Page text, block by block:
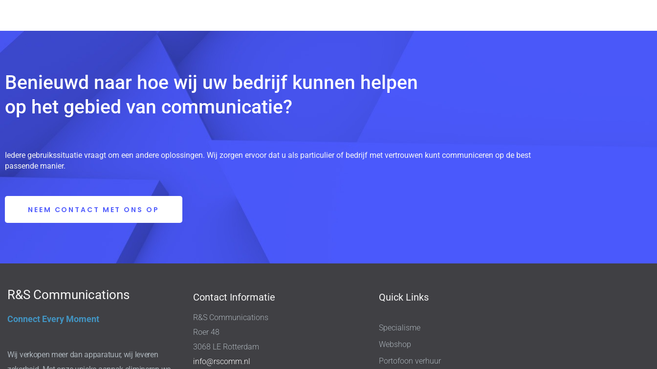
Benieuwd naar hoe wij uw bedrijf kunnen helpen
op het gebied van communicatie?
Iedere gebruikssituatie vraagt om een andere oplossingen. Wij zorgen ervoor dat u als particulier of bedrijf met vertrouwen kunt communiceren op de best
passende manier.
NEEM CONTACT MET ONS OP
R&S Communications
Connect Every Moment
Wij verkopen meer dan apparatuur, wij leveren
Contact Informatie
R&S Communications
Roer 48
3068 LE Rotterdam
info@rscomm.nl
Quick Links
Specialisme
Webshop
Portofoon verhuur